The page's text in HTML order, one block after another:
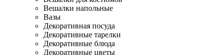
Вешалки напольные
Вазы
Декоративная посуда
Декоративные тарелки
Декоративные блюда
Декоративные цветы